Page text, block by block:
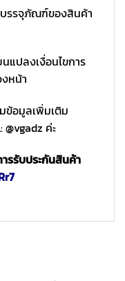
รรจุภัณฑ์ของสินค้า
แปลงเงื่อนไขการ
หน้า
ข้อมูลเพิ่มเติม
ค่ะ
ารรับประกันสินค้า